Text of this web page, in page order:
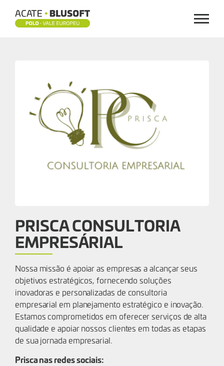
Menu
CONSULTORIA
EMPRESARIAL
PRISCA CONSULTORIA
EMPRESÁRIAL
Nossa missão é apoiar as empresas a alcançar seus
objetivos estratégicos, fornecendo soluções
inovadoras e personalizadas de consultoria
empresarial em planejamento estratégico e inovação.
Estamos comprometidos em oferecer serviços de alta
qualidade e apoiar nossos clientes em todas as etapas
de sua jornada empresarial.
Prisca nas redes sociais: